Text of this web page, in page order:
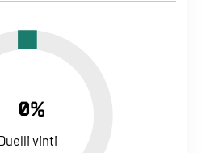
0%
Duelli vinti